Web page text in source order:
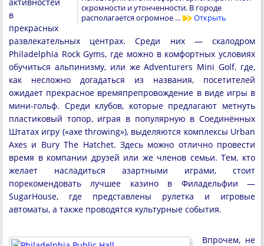
скромности и утонченности. В городе
располагается огромное …
Открыть
в
прекрасных
развлекательных центрах. Среди них — скалодром
Philadelphia Rock Gyms, где можно в комфортных условиях
обучиться альпинизму, или же Adventurers Mini Golf, где,
как несложно догадаться из названия, посетителей
ожидает прекрасное времяпрепровождение в виде игры в
мини-гольф. Среди клубов, которые предлагают метнуть
пластиковый топор, играя в популярную в Соединённых
Штатах игру («axe throwing»), выделяются комплексы Urban
Axes и Bury The Hatchet. Здесь можно отлично провести
время в компании друзей или же членов семьи. Тем, кто
желает насладиться азартными играми, стоит
порекомендовать лучшее казино в Филадельфии —
SugarHouse, где представлены рулетка и игровые
автоматы, а также проводятся культурные события.
Впрочем, не